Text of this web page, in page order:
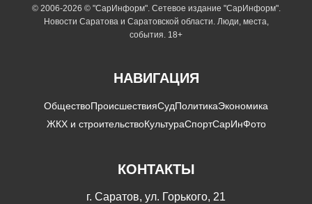
© 2006-2026 © "СарИнформ". Сетевое издание "СарИнформ".
Новости Саратова и Саратовской области. Люди, места,
события. 18+
НАВИГАЦИЯ
ОбществоПроисшествияСудПолитикаЭкономика
ЖКХ и строительствоКультураСпортСарИнФото
КОНТАКТЫ
г. Саратов, ул. Горького, 21